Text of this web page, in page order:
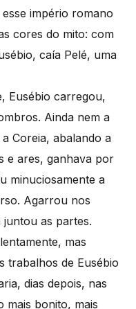
império romano
cores do mito: com
caía Pelé, uma
Eusébio carregou,
Ainda nem a
Coreia, abalando a
e ares, ganhava por
minuciosamente a
Agarrou nos
as partes.
mas
trabalhos de Eusébio
dias depois, nas
mais bonito, mais